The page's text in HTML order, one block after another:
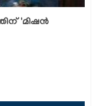
'മിഷന്‍